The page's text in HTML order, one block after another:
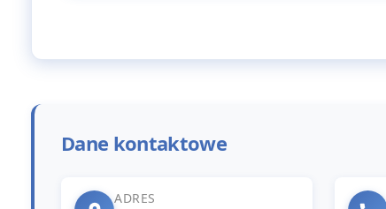
Dane kontaktowe
ADRES